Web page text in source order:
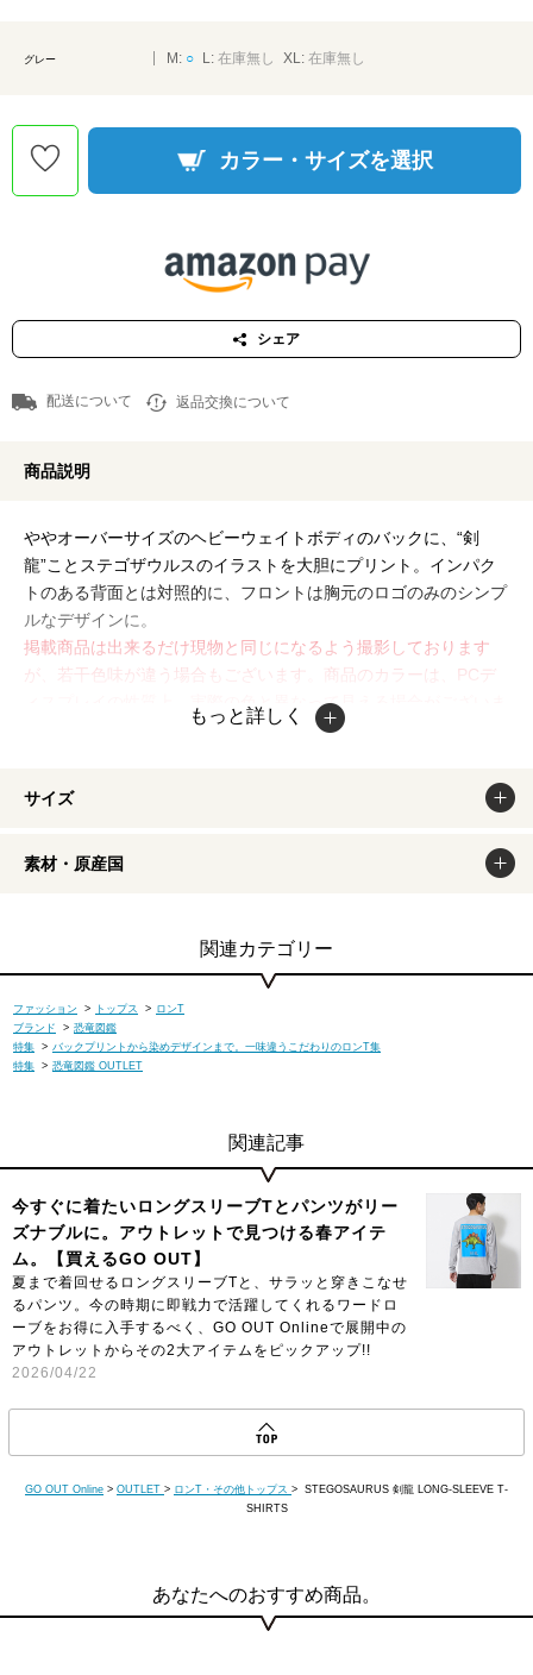
グレー M: ○ L: 在庫無し XL: 在庫無し
カラー・サイズを選択
シェア
配送について 返品交換について
商品説明
ややオーバーサイズのヘビーウェイトボディのバックに、“剣
龍”ことステゴザウルスのイラストを大胆にプリント。インパク
トのある背面とは対照的に、フロントは胸元のロゴのみのシンプ
ルなデザインに。
掲載商品は出来るだけ現物と同じになるよう撮影しております
が、若干色味が違う場合もございます。商品のカラーは、PCデ
ィスプレイの性質上、実際の色と異なって見える場合がございま
すので予めご了承ください。
もっと詳しく
サイズ
素材・原産国
関連カテゴリー
ファッション > トップス > ロンT
ブランド
> 恐竜図鑑
特集 > バックプリントから染めデザインまで。一味違うこだわりのロンT集
特集 > 恐竜図鑑 OUTLET
関連記事
今すぐに着たいロングスリーブTとパンツがリー
ズナブルに。アウトレットで見つける春アイテ
ム。【買えるGO OUT】
夏まで着回せるロングスリーブTと、サラッと穿きこなせ
るパンツ。今の時期に即戦力で活躍してくれるワードロ
ーブをお得に入手するべく、GO OUT Onlineで展開中の
アウトレットからその2大アイテムをピックアップ!!
2026/04/22
GO OUT Online > OUTLET > ロンT・その他トップス > STEGOSAURUS 剣龍 LONG-SLEEVE T-
SHIRTS
あなたへのおすすめ商品。